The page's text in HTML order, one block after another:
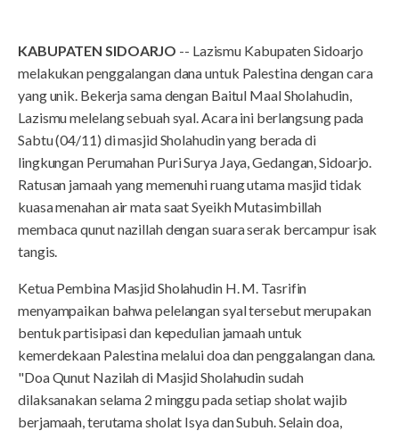
KABUPATEN SIDOARJO -- Lazismu Kabupaten Sidoarjo
melakukan penggalangan dana untuk Palestina dengan cara
yang unik. Bekerja sama dengan Baitul Maal Sholahudin,
Lazismu melelang sebuah syal. Acara ini berlangsung pada
Sabtu (04/11) di masjid Sholahudin yang berada di
lingkungan Perumahan Puri Surya Jaya, Gedangan, Sidoarjo.
Ratusan jamaah yang memenuhi ruang utama masjid tidak
kuasa menahan air mata saat Syeikh Mutasimbillah
membaca qunut nazillah dengan suara serak bercampur isak
tangis.
Ketua Pembina Masjid Sholahudin H. M. Tasrifin
menyampaikan bahwa pelelangan syal tersebut merupakan
bentuk partisipasi dan kepedulian jamaah untuk
kemerdekaan Palestina melalui doa dan penggalangan dana.
"Doa Qunut Nazilah di Masjid Sholahudin sudah
dilaksanakan selama 2 minggu pada setiap sholat wajib
berjamaah, terutama sholat Isya dan Subuh. Selain doa,